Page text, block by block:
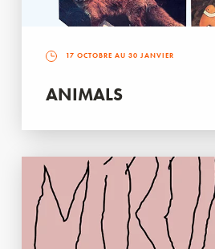
17 OCTOBRE AU 30 JANVIER
ANIMALS